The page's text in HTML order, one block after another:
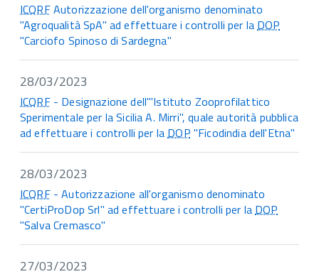
ICQRFAutorizzazione dell'organismo denominato
"Agroqualità SpA" ad effettuare i controlli per laDOP
"Carciofo Spinoso di Sardegna"
28/03/2023
ICQRF- Designazione dell'"Istituto Zooprofilattico
Sperimentale per la Sicilia A. Mirri", quale autorità pubblica
ad effettuare i controlli per laDOP "Ficodindia dell'Etna"
28/03/2023
ICQRF- Autorizzazione all'organismo denominato
"CertiProDop Srl" ad effettuare i controlli per laDOP
"Salva Cremasco"
27/03/2023